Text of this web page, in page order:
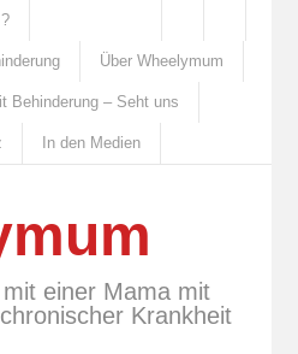
Über Wheelymum
Behinderung – Seht uns
In den Medien
einer Mama mit
Krankheit